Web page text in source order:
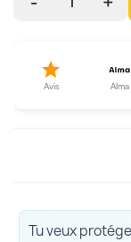
Avis Alma
Tu veux